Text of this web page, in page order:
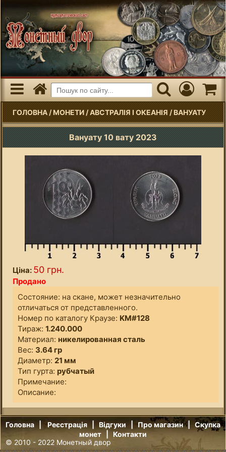
ГОЛОВНА/МОНЕТИ/АВСТРАЛІЯ І ОКЕАНІЯ/ВАНУАТУ
Вануату 10 вату 2023
Ціна: 50 грн.
Продано
Состояние: на скане, может незначительно
отличаться от представленного.
Номер по каталогу Краузе: KM#128
Тираж: 1.240.000
Материал: никелированная сталь
Вес: 3.64 гр
Диаметр: 21 мм
Тип гурта: рубчатый
Примечание:
Описание:
Головна|Реєстрація Відгуки |Про магазин|Скупка
монет
Контакти
© 2010 - 2022 Монетный двор